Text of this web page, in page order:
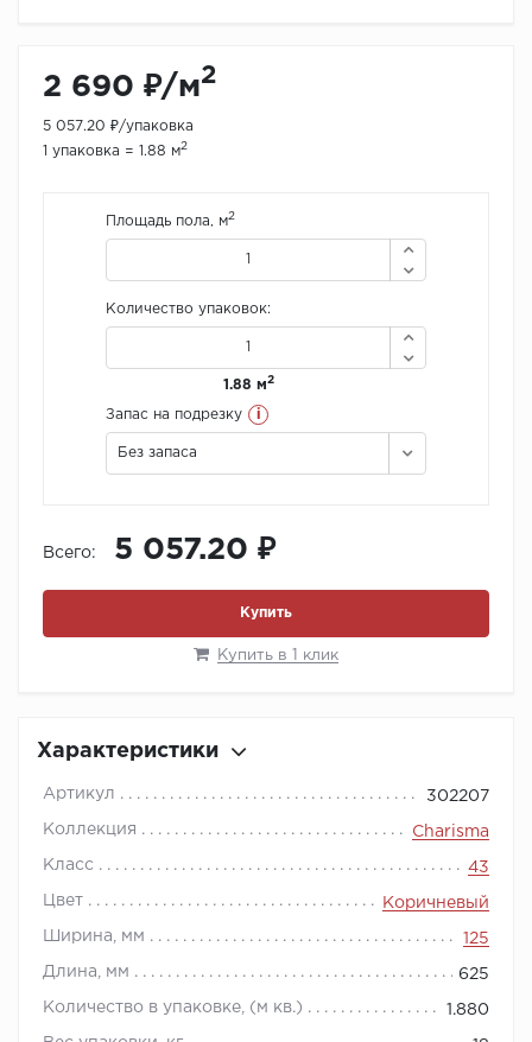
2 690 ₽/м2
5 057.20 ₽/упаковка
1 упаковка = 1.88 м2
Площадь пола, м2
Количество упаковок:
1.88 м2
Запас на подрезку i
Без запаса
Всего: 5 057.20 ₽
Купить
Купить в 1 клик
Характеристики
Артикул 302207
Коллекция Charisma
Класс 43
Цвет Коричневый
Ширина, мм 125
Длина, мм 625
Количество в упаковке, (м кв.) 1.880